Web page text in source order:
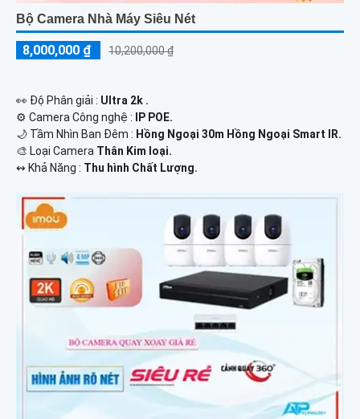
Bộ Camera Nhà Máy Siêu Nét
8,000,000 ₫ 10,200,000 ₫
️👀 Độ Phân giải : Ultra 2k .
⚙ Camera Công nghệ : IP POE.
🌙 Tầm Nhìn Ban Đêm : Hồng Ngoại 30m Hồng Ngoại Smart IR.
🎨 Loại Camera Thân Kim loại.
️↭ Khả Năng : Thu hình Chất Lượng.